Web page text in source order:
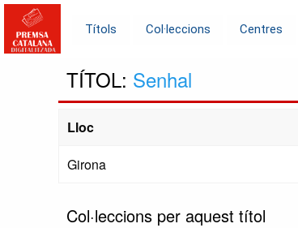
Títols Col·leccions Centres
TÍTOL: Senhal
Lloc
Girona
Col·leccions per aquest títol